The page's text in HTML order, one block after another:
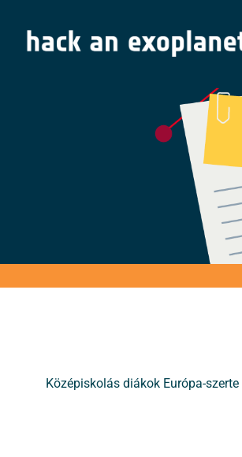
Középiskolás diákok Európa-